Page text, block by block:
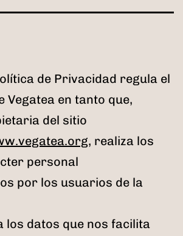
de Privacidad regula el
Vegatea en tanto que,
del sitio
, realiza los
personal
por los usuarios de la
los datos que nos facilita